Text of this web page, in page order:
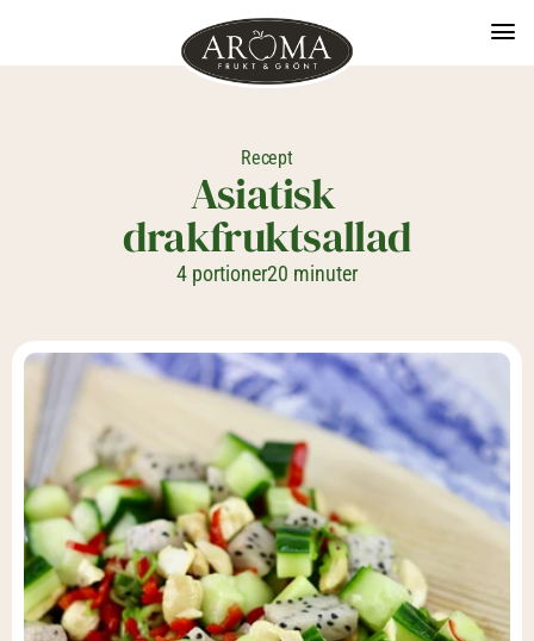
Recept
Asiatisk
drakfruktsallad
4 portioner20 minuter